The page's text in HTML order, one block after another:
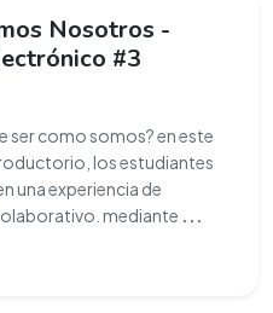
Nosotros -
#3
ser como somos? en este
los estudiantes
una experiencia de
mediante ...